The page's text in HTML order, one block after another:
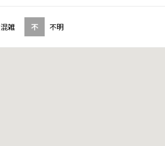
混雑 不 不明